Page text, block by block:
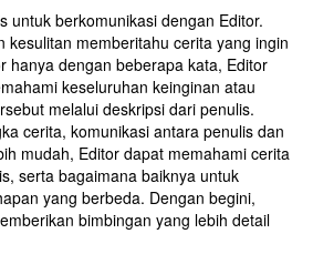
untuk berkomunikasi dengan Editor.
kesulitan memberitahu cerita yang ingin
hanya dengan beberapa kata, Editor
keseluruhan keinginan atau
melalui deskripsi dari penulis.
cerita, komunikasi antara penulis dan
mudah, Editor dapat memahami cerita
serta bagaimana baiknya untuk
yang berbeda. Dengan begini,
bimbingan yang lebih detail